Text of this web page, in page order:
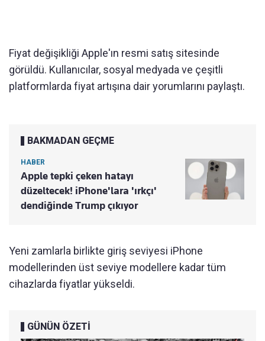
Fiyat değişikliği Apple'ın resmi satış sitesinde
görüldü. Kullanıcılar, sosyal medyada ve çeşitli
platformlarda fiyat artışına dair yorumlarını paylaştı.
BAKMADAN GEÇME
HABER
Apple tepki çeken hatayı
düzeltecek! iPhone'lara 'ırkçı'
dendiğinde Trump çıkıyor
Yeni zamlarla birlikte giriş seviyesi iPhone
modellerinden üst seviye modellere kadar tüm
cihazlarda fiyatlar yükseldi.
GÜNÜN ÖZETİ